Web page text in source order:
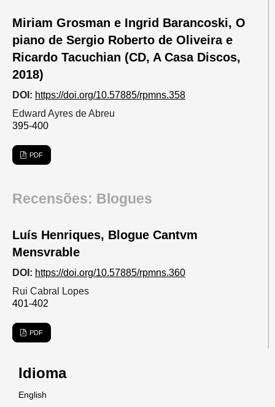
Miriam Grosman e Ingrid Barancoski, O
piano de Sergio Roberto de Oliveira e
Ricardo Tacuchian (CD, A Casa Discos,
2018)
DOI: https://doi.org/10.57885/rpmns.358
Edward Ayres de Abreu
395-400
PDF
Recensões: Blogues
Luís Henriques, Blogue Cantvm
Mensvrable
DOI: https://doi.org/10.57885/rpmns.360
Rui Cabral Lopes
401-402
PDF
Idioma
English